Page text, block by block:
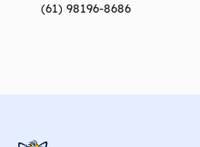
(61) 98196-8686